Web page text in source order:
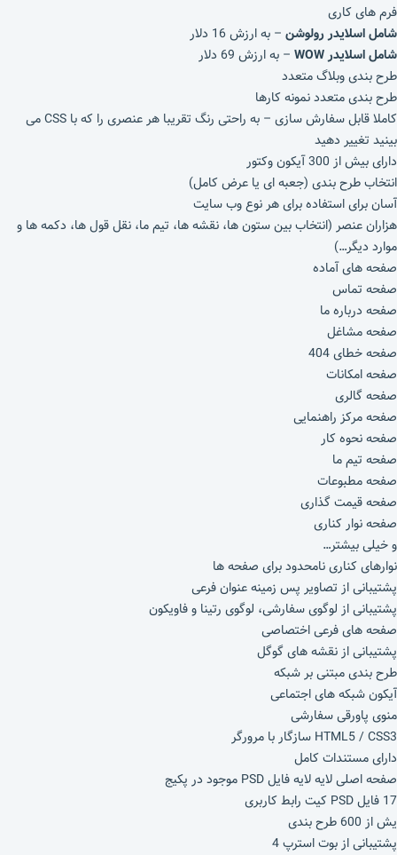
فرم های کاری
شامل اسلایدر رولوشن – به ارزش 16 دلار
شامل اسلایدر WOW
– به ارزش 69 دلار
طرح بندی وبلاگ متعدد
طرح بندی متعدد نمونه کارها
کاملا قابل سفارش سازی – به راحتی رنگ تقریبا هر عنصری را که با CSS می
بینید تغییر دهید
دارای بیش از 300 آیکون وکتور
انتخاب طرح بندی (جعبه ای یا عرض کامل)
آسان برای استفاده برای هر نوع وب سایت
هزاران عنصر (انتخاب بین ستون‌ ها، نقشه‌ ها، تیم ما، نقل قول‌ ها، دکمه‌ ها و
موارد دیگر…)
صفحه های آماده
صفحه تماس
صفحه درباره ما
صفحه مشاغل
صفحه خطای 404
صفحه امکانات
صفحه گالری
صفحه مرکز راهنمایی
صفحه نحوه کار
صفحه تیم ما
صفحه مطبوعات
صفحه قیمت گذاری
صفحه نوار کناری
و خیلی بیشتر…
نوارهای کناری نامحدود برای صفحه ها
پشتیبانی از تصاویر پس‌ زمینه عنوان فرعی
پشتیبانی از لوگوی سفارشی، لوگوی رتینا و فاویکون
صفحه های فرعی اختصاصی
پشتیبانی از نقشه های گوگل
طرح بندی مبتنی بر شبکه
آیکون شبکه های اجتماعی
منوی پاورقی سفارشی
HTML5 / CSS3 سازگار با مرورگر
دارای مستندات کامل
صفحه اصلی لایه لایه فایل PSD موجود در پکیج
17 فایل PSD کیت رابط کاربری
یش از 600 طرح بندی
پشتیبانی از بوت استرپ 4